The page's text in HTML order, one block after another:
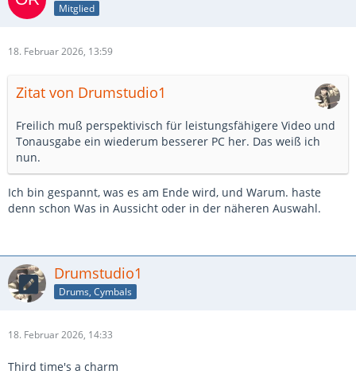
Mitglied
18. Februar 2026, 13:59
Zitat von Drumstudio1
Freilich muß perspektivisch für leistungsfähigere Video und
Tonausgabe ein wiederum besserer PC her. Das weiß ich
nun.
Ich bin gespannt, was es am Ende wird, und Warum. haste
denn schon Was in Aussicht oder in der näheren Auswahl.
Drumstudio1
Drums, Cymbals
18. Februar 2026, 14:33
Third time's a charm